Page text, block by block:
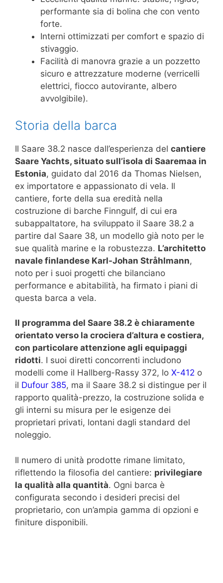
performante sia di bolina che con vento
forte.
Interni ottimizzati per comfort e spazio di
stivaggio.
Facilità di manovra grazie a un pozzetto
sicuro e attrezzature moderne (verricelli
elettrici, fiocco autovirante, albero
avvolgibile).
Storia della barca
Il Saare 38.2 nasce dall’esperienza del cantiere
Saare Yachts, situato sull’isola di Saaremaa in
Estonia, guidato dal 2016 da Thomas Nielsen,
ex importatore e appassionato di vela. Il
cantiere, forte della sua eredità nella
costruzione di barche Finngulf, di cui era
subappaltatore, ha sviluppato il Saare 38.2 a
partire dal Saare 38, un modello già noto per le
sue qualità marine e la robustezza. L’architetto
navale finlandese Karl-Johan Stråhlmann,
noto per i suoi progetti che bilanciano
performance e abitabilità, ha firmato i piani di
questa barca a vela.
Il programma del Saare 38.2 è chiaramente
orientato verso la crociera d’altura e costiera,
con particolare attenzione agli equipaggi
ridotti. I suoi diretti concorrenti includono
modelli come il Hallberg-Rassy 372, lo X-412 o
il Dufour 385, ma il Saare 38.2 si distingue per il
rapporto qualità-prezzo, la costruzione solida e
gli interni su misura per le esigenze dei
proprietari privati, lontani dagli standard del
noleggio.
Il numero di unità prodotte rimane limitato,
riflettendo la filosofia del cantiere: privilegiare
la qualità alla quantità. Ogni barca è
configurata secondo i desideri precisi del
proprietario, con un’ampia gamma di opzioni e
finiture disponibili.